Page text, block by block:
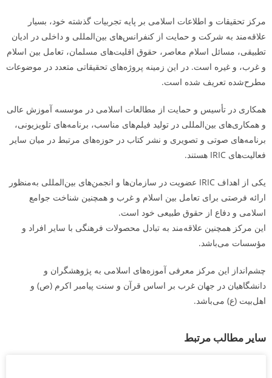
مرکز تحقیقات و اطلاعات اسلامی بر پایه تجربیات گذشته خود، بسیار
علاقه‌مند به شرکت و حمایت از کنفرانس‌های بین‌المللی و داخلی در ادیان
تطبیقی، مسائل اسلام معاصر، حقوق اقلیت‌های مسلمان، تعامل بین اسلام
و غرب، و غیره است. در این زمینه پروژه‌های تحقیقاتی متعدد در موضوعات
مطرح‌شده تعریف شده است.
همکاری در تأسیس و حمایت از مطالعات اسلامی در موسسه آموزش عالی
و همکاری‌های بین‌المللی در تولید فیلم‌های مناسب، برنامه‌های تلویزیونی،
برنامه‌های صوتی و تصویری و نشر کتاب در حوزه‌های مرتبط در میان سایر
فعالیت‌های IRIC هستند.
یکی از اهداف IRIC عضویت در سازمان‌ها و انجمن‌های بین‌المللی به‌منظور
ارائه فرصتی برای تعامل بین اسلام و غرب و همچنین شناخت جوامع
اسلامی و دفاع از حقوق طبیعی خود است.
این مرکز همچنین علاقه‌مند به تبادل محصولات فرهنگی با سایر افراد و
مؤسسات می‌باشد.
چشم‌انداز این مرکز معرفی آموزه‌های اسلامی به پژوهشگران و
دانشگاهیان در جهان غرب بر اساس قرآن و سنت پیامبر اکرم (ص) و
اهل‌بیت (ع) می‌باشد.
سایر مطالب مرتبط